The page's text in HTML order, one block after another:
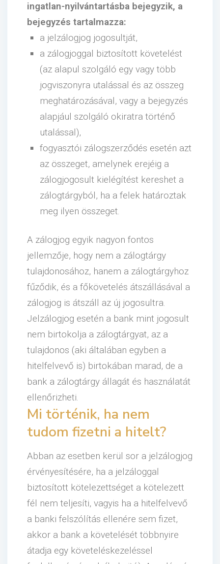
ingatlan-nyilvántartásba bejegyzik, a
bejegyzés tartalmazza:
a jelzálogjog jogosultját,
a zálogjoggal biztosított követelést
(az alapul szolgáló egy vagy több
jogviszonyra utalással és az összeg
meghatározásával, vagy a bejegyzés
alapjául szolgáló okiratra történő
utalással),
fogyasztói zálogszerződés esetén azt
az összeget, amelynek erejéig a
zálogjogosult kielégítést kereshet a
zálogtárgyból, ha a felek határoztak
meg ilyen összeget.
A zálogjog egyik nagyon fontos
jellemzője, hogy nem a zálogtárgy
tulajdonosához, hanem a zálogtárgyhoz
fűződik, és a főkövetelés átszállásával a
zálogjog is átszáll az új jogosultra.
Jelzálogjog esetén a bank mint jogosult
nem birtokolja a zálogtárgyat, az a
tulajdonos (aki általában egyben a
hitelfelvevő is) birtokában marad, de a
bank a zálogtárgy állagát és használatát
ellenőrizheti.
Mi történik, ha nem
tudom fizetni a hitelt?
Abban az esetben kerül sor a jelzálogjog
érvényesítésére, ha a jelzáloggal
biztosított kötelezettséget a kötelezett
fél nem teljesíti, vagyis ha a hitelfelvevő
a banki felszólítás ellenére sem fizet,
akkor a bank a követelését többnyire
átadja egy követeléskezeléssel